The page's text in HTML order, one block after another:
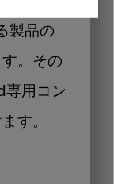
製品の
。その
専用コン
す。